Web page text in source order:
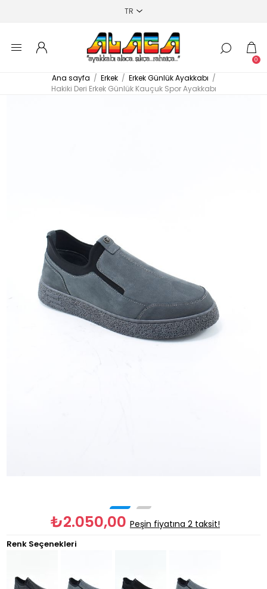
0
Ana sayfa / Erkek / Erkek Günlük Ayakkabı /
Hakiki Deri Erkek Günlük Kauçuk Spor Ayakkabı
₺2.050,00 Peşin fiyatına 2 taksit!
Renk Seçenekleri